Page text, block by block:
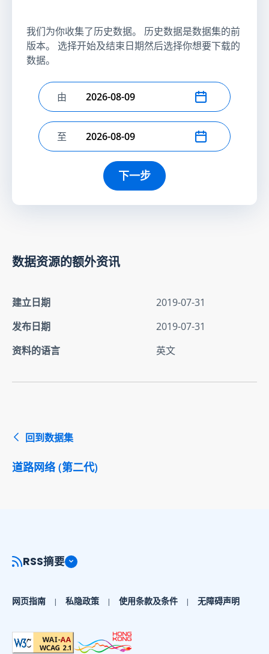
我们为你收集了历史数据。 历史数据是数据集的前
版本。 选择开始及结束日期然后选择你想要下载的
数据。
选择开始日期
由
选择结束日期
至
下一步
数据资源的额外资讯
建立日期
2019-07-31
发布日期
2019-07-31
资料的语言
英文
回到数据集
道路网络 (第二代)
RSS摘要
网页指南 私隐政策 使用条款及条件 无障碍声明